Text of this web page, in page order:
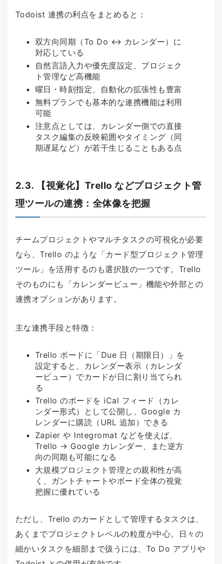
Todoist 連携の利点をまとめると：
双方向同期（To Do ↔ カレンダー）に
対応している
自然言語入力や優先度設定、プロジェク
ト管理など高機能
曜日・時刻指定、自動化の拡張性も豊富
無料プランでも基本的な連携機能は利用
可能
注意点としては、カレンダー側での直接
タスク編集の反映範囲やタイミング（同
期遅延など）が若干生じることもある点
2.3. 【視覚化】Trello などプロジェクト管
理ツールの連携：全体像を把握
チームプロジェクトやマルチタスクの可視化が必要
なら、Trello のような「カード型プロジェクト管理
ツール」を活用するのも選択肢の一つです。Trello
そのものにも「カレンダービュー」機能や外部との
連携オプションがあります。
主な連携手段と特徴：
Trello ボードに「Due 日（期限日）」を
設定すると、カレンダー表示（カレンダ
ービュー）でカードが日に割り当てられ
る
Trello のボードを iCal フィード（カレ
ンダー形式）として公開し、Google カ
レンダーに購読（URL 追加）できる
Zapier や Integromat などを使えば、
Trello → Google カレンダー、また逆方
向の同期も可能になる
大規模プロジェクト管理との親和性が高
く、ガントチャートやボード全体の視覚
把握に優れている
ただし、Trello のカードとして管理するタスクは、
あくまでプロジェクトレベルの粒度が中心。日々の
細かいタスクを細部まで扱うには、To Do アプリや